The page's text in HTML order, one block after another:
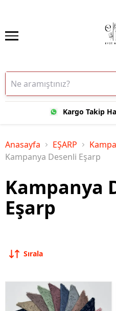
Kargo Takip
Anasayfa EŞARP
Kampanya Desenli Eşarp
Kampanya
Eşarp
Sırala